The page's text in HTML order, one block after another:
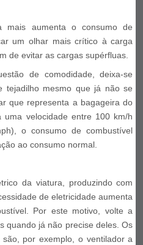
aumenta o consumo de
um olhar mais crítico à carga
de evitar as cargas supérfluas.
de comodidade, deixa-se
tejadilho mesmo que já não se
que representa a bagageira do
velocidade entre 100 km/h
o consumo de combustível
ao consumo normal.
da viatura, produzindo com
de eletricidade aumenta
Por este motivo, volte a
quando já não precise deles. Os
por exemplo, o ventilador a